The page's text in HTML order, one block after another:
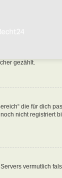
gehe in den
ändern.
verbergen“. Wenn
gezählt.
die für dich
nicht registriert
vermutlich